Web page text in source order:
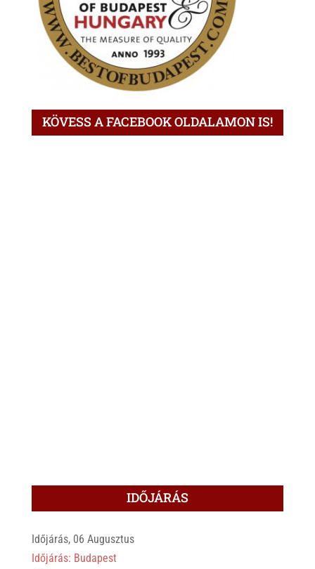
KÖVESS A FACEBOOK OLDALAMON IS!
IDŐJÁRÁS
Időjárás, 06 Augusztus
Időjárás: Budapest